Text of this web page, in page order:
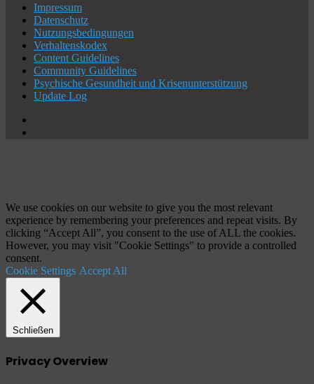
Impressum
Datenschutz
Nutzungsbedingungen
Verhaltenskodex
Content Guidelines
Community Guidelines
Psychische Gesundheit und Krisenunterstützung
Update Log
We use cookies on our website to give you the most relevant
experience by remembering your preferences and repeat visits. By
clicking “Accept All”, you consent to the use of ALL the cookies.
However, you may visit "Cookie Settings" to provide a controlled
consent.
Cookie Settings Accept All
Schließen
Privacy Overview